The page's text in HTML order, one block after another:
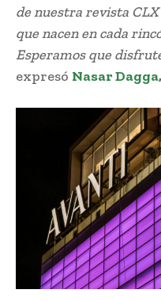
de nuestra revista
que nacen en cada
Esperamos que
expresó Nasar Dagga,